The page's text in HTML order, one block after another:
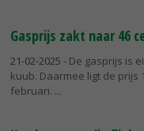
Gasprijs zakt naar 46
21-02-2025 - De gasprijs is
kuub. Daarmee ligt de prijs
februari.